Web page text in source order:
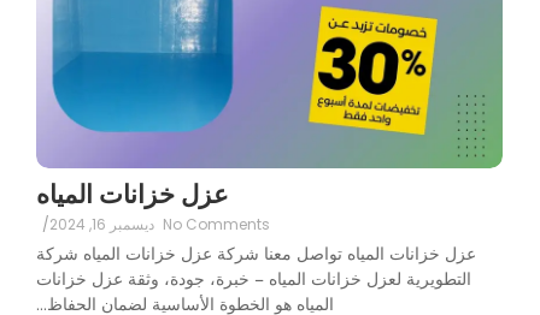
عزل خزانات المياه
ديسمبر 16, 2024 / No Comments
عزل خزانات المياه تواصل معنا شركة عزل خزانات المياه شركة
التطويرية لعزل خزانات المياه – خبرة، جودة، وثقة عزل خزانات
المياه هو الخطوة الأساسية لضمان الحفاظ...